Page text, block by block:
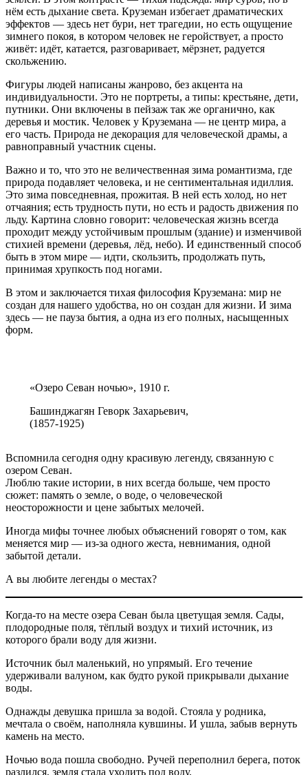
нём есть дыхание света. Круземан избегает драматических
эффектов — здесь нет бури, нет трагедии, но есть ощущение
зимнего покоя, в котором человек не геройствует, а просто
живёт: идёт, катается, разговаривает, мёрзнет, радуется
скольжению.
Фигуры людей написаны жанрово, без акцента на
индивидуальности. Это не портреты, а типы: крестьяне, дети,
путники. Они включены в пейзаж так же органично, как
деревья и мостик. Человек у Круземана — не центр мира, а
его часть. Природа не декорация для человеческой драмы, а
равноправный участник сцены.
Важно и то, что это не величественная зима романтизма, где
природа подавляет человека, и не сентиментальная идиллия.
Это зима повседневная, прожитая. В ней есть холод, но нет
отчаяния; есть трудность пути, но есть и радость движения по
льду. Картина словно говорит: человеческая жизнь всегда
проходит между устойчивым прошлым (здание) и изменчивой
стихией времени (деревья, лёд, небо). И единственный способ
быть в этом мире — идти, скользить, продолжать путь,
принимая хрупкость под ногами.
В этом и заключается тихая философия Круземана: мир не
создан для нашего удобства, но он создан для жизни. И зима
здесь — не пауза бытия, а одна из его полных, насыщенных
форм.
«Озеро Севан ночью», 1910 г.
Башинджагян Геворк Захарьевич,
(1857-1925)
Вспомнила сегодня одну красивую легенду, связанную с
озером Севан.
Люблю такие истории, в них всегда больше, чем просто
сюжет: память о земле, о воде, о человеческой
неосторожности и цене забытых мелочей.
Иногда мифы точнее любых объяснений говорят о том, как
меняется мир — из-за одного жеста, невнимания, одной
забытой детали.
А вы любите легенды о местах?
Когда-то на месте озера Севан была цветущая земля. Сады,
плодородные поля, тёплый воздух и тихий источник, из
которого брали воду для жизни.
Источник был маленький, но упрямый. Его течение
удерживали валуном, как будто рукой прикрывали дыхание
воды.
Однажды девушка пришла за водой. Стояла у родника,
мечтала о своём, наполняла кувшины. И ушла, забыв вернуть
камень на место.
Ночью вода пошла свободно. Ручей переполнил берега, поток
разлился, земля стала уходить под воду.